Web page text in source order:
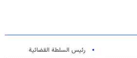
رئیس السلطة القضائیة